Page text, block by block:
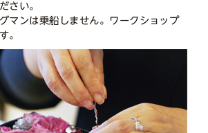
さい。
マンは乗船しません。ワークショップ
。